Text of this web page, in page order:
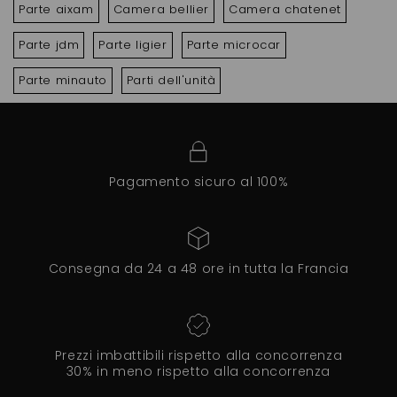
Parte aixam Camera bellier Camera chatenet
Parte jdm Parte ligier Parte microcar
Parte minauto Parti dell'unità
Pagamento sicuro al 100%
Consegna da 24 a 48 ore in tutta la Francia
Prezzi imbattibili rispetto alla concorrenza
30% in meno rispetto alla concorrenza